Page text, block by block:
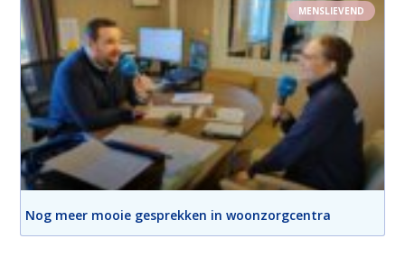
MENSLIEVEND
Nog meer mooie gesprekken in woonzorgcentra